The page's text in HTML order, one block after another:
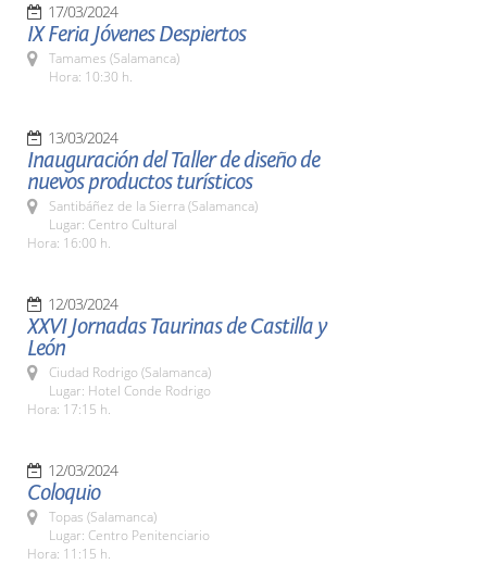
17/03/2024
IX Feria Jóvenes Despiertos
Tamames (Salamanca)
Hora: 10:30 h.
13/03/2024
Inauguración del Taller de diseño de
nuevos productos turísticos
Santibáñez de la Sierra (Salamanca)
Lugar: Centro Cultural
Hora: 16:00 h.
12/03/2024
XXVI Jornadas Taurinas de Castilla y
León
Ciudad Rodrigo (Salamanca)
Lugar: Hotel Conde Rodrigo
Hora: 17:15 h.
12/03/2024
Coloquio
Topas (Salamanca)
Lugar: Centro Penitenciario
Hora: 11:15 h.